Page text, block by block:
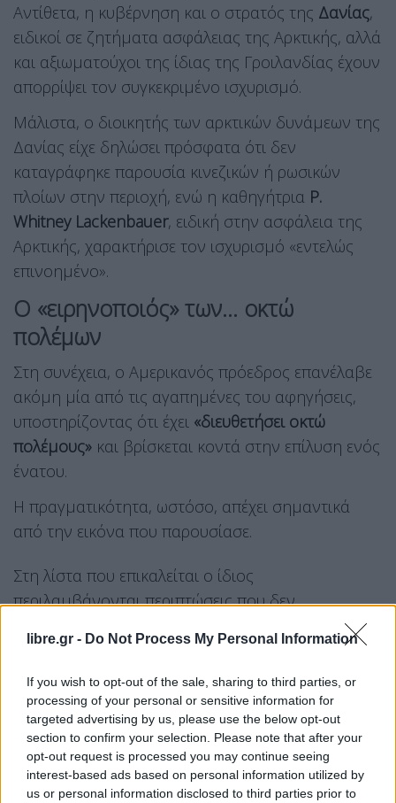
libre.gr - Do Not Process My Personal Information
If you wish to opt-out of the sale, sharing to third parties, or
processing of your personal or sensitive information for
targeted advertising by us, please use the below opt-out
section to confirm your selection. Please note that after your
opt-out request is processed you may continue seeing
interest-based ads based on personal information utilized by
us or personal information disclosed to third parties prior to
Αντίθετα, η κυβέρνηση και ο στρατός της Δανίας,
ειδικοί σε ζητήματα ασφάλειας της Αρκτικής, αλλά
και αξιωματούχοι της ίδιας της Γροιλανδίας έχουν
απορρίψει τον συγκεκριμένο ισχυρισμό.
Μάλιστα, ο διοικητής των αρκτικών δυνάμεων της
Δανίας είχε δηλώσει πρόσφατα ότι δεν
καταγράφηκε παρουσία κινεζικών ή ρωσικών
πλοίων στην περιοχή, ενώ η καθηγήτρια P.
Whitney Lackenbauer, ειδική στην ασφάλεια της
Αρκτικής, χαρακτήρισε τον ισχυρισμό «εντελώς
επινοημένο».
Ο «ειρηνοποιός» των… οκτώ
πολέμων
Στη συνέχεια, ο Αμερικανός πρόεδρος επανέλαβε
ακόμη μία από τις αγαπημένες του αφηγήσεις,
υποστηρίζοντας ότι έχει «διευθετήσει οκτώ
πολέμους» και βρίσκεται κοντά στην επίλυση ενός
ένατου.
Η πραγματικότητα, ωστόσο, απέχει σημαντικά
από την εικόνα που παρουσίασε.
Στη λίστα που επικαλείται ο ίδιος
περιλαμβάνονται περιπτώσεις που δεν
εξελίχθηκαν ποτέ σε πολεμικές συγκρούσεις, όπως
η διαφωνία μεταξύΑιγύπτου καιΑιθιοπίαςή η
ένταση μεταξύ Σερβίας και Κοσσυφοπεδίου.
Παράλληλα, παρουσιάζει ως λήξαντες πολέμους
συγκρούσεις που συνεχίζονται είτε με διαφορετική
μορφή είτε με νέες στρατιωτικές επιχειρήσεις.
Χαρακτηριστικά παραδείγματα αποτελούν η